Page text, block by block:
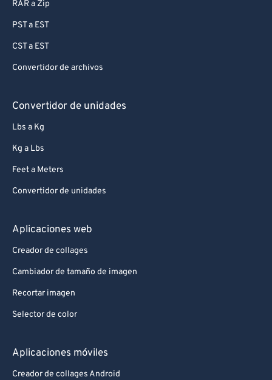
RAR a Zip
PST a EST
CST a EST
Convertidor de archivos
Convertidor de unidades
Lbs a Kg
Kg a Lbs
Feet a Meters
Convertidor de unidades
Aplicaciones web
Creador de collages
Cambiador de tamaño de imagen
Recortar imagen
Selector de color
Aplicaciones móviles
Creador de collages Android